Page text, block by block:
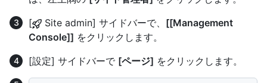
[
Site admin] サイドバーで、 [[Management
Console]] をクリックします。
[設定] サイドバーで [ページ] をクリックします。